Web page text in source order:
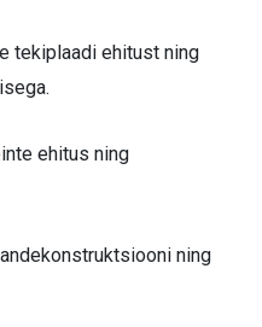
tekiplaadi ehitust ning
ehitus ning
ning